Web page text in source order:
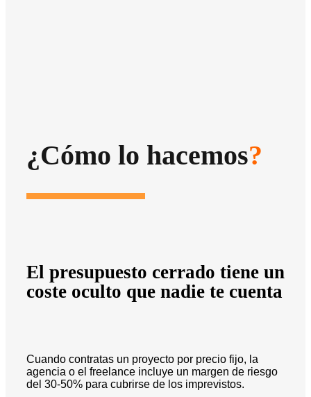
¿Cómo lo hacemos?
El presupuesto cerrado tiene un
coste oculto que nadie te cuenta
Cuando contratas un proyecto por precio fijo, la
agencia o el freelance incluye un margen de riesgo
del 30-50% para cubrirse de los imprevistos.